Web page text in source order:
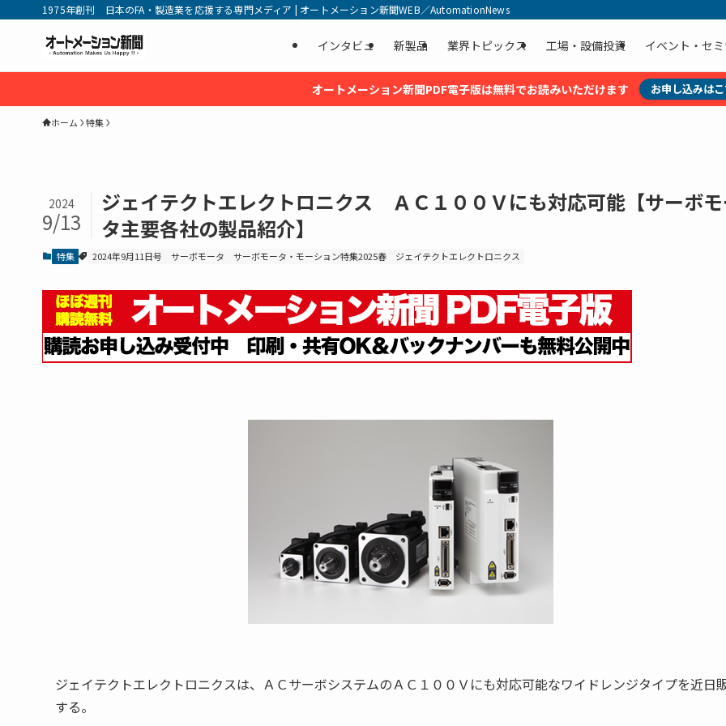
1975年創刊 日本のFA・製造業を応援する専門メディア | オートメーション新聞WEB／AutomationNews
インタビュ 新製品 業界トピックス 工場・設備投資 イベント・セ
オートメーション新聞PDF電子版は無料でお読みいただけます お申し込みは
ホーム 特集
ジェイテクトエレクトロニクス ＡＣ１００Ｖにも対応可能【サーボ
タ主要各社の製品紹介】
2024
9/13
特集 2024年9月11日号 サーボモータ サーボモータ・モーション特集2025春 ジェイテクトエレクトロニクス
ジェイテクトエレクトロニクスは、ＡＣサーボシステムのＡＣ１００Ｖにも対応可能なワイドレンジタイプを近日
する。